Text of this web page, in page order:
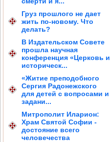
Груз прошлого не дает
жить по-новому. Что
делать?
В Издательском Совете
прошла научная
конференция «Церковь и
историческ...
«Житие преподобного
Сергия Радонежского
для детей с вопросами и
задани...
Митрополит Иларион:
Храм Святой Софии -
достояние всего
человечества